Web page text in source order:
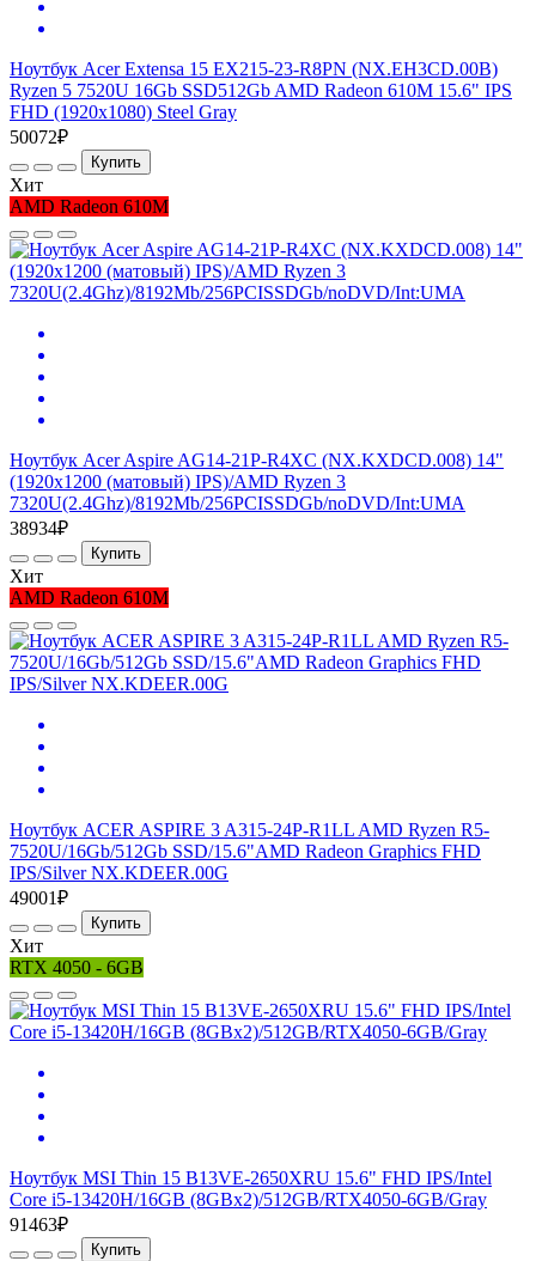
Ноутбук Acer Extensa 15 EX215-23-R8PN (NX.EH3CD.00B)
Ryzen 5 7520U 16Gb SSD512Gb AMD Radeon 610M 15.6" IPS
FHD (1920x1080) Steel Gray
50072₽
Купить
Хит
AMD Radeon 610M
Ноутбук Acer Aspire AG14-21P-R4XC (NX.KXDCD.008) 14"
(1920x1200 (матовый) IPS)/AMD Ryzen 3
7320U(2.4Ghz)/8192Mb/256PCISSDGb/noDVD/Int:UMA
38934₽
Купить
Хит
AMD Radeon 610M
Ноутбук ACER ASPIRE 3 A315-24P-R1LL AMD Ryzen R5-
7520U/16Gb/512Gb SSD/15.6"AMD Radeon Graphics FHD
IPS/Silver NX.KDEER.00G
49001₽
Купить
Хит
RTX 4050 - 6GB
Ноутбук MSI Thin 15 B13VE-2650XRU 15.6" FHD IPS/Intel
Core i5-13420H/16GB (8GBx2)/512GB/RTX4050-6GB/Gray
91463₽
Купить